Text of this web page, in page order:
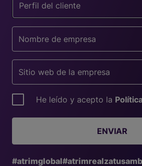
Perfil del cliente
He leído y acepto la
ENVIAR
#atrimglobal